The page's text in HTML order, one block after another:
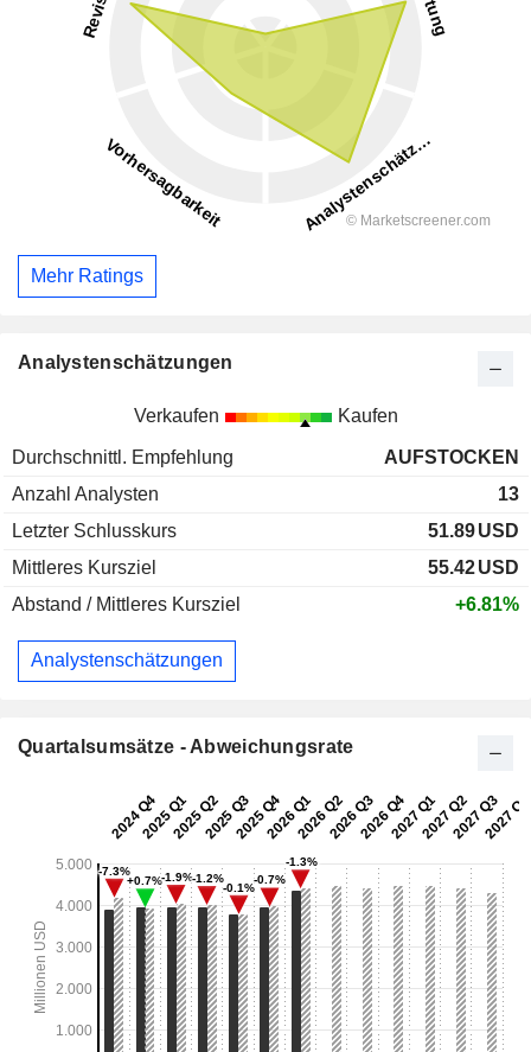
Mehr Ratings
Analystenschätzungen
Verkaufen Kaufen
Durchschnittl. Empfehlung
AUFSTOCKEN
Anzahl Analysten
13
Letzter Schlusskurs
51.89USD
Mittleres Kursziel
55.42USD
Abstand / Mittleres Kursziel
+6.81%
Analystenschätzungen
Quartalsumsätze - Abweichungsrate